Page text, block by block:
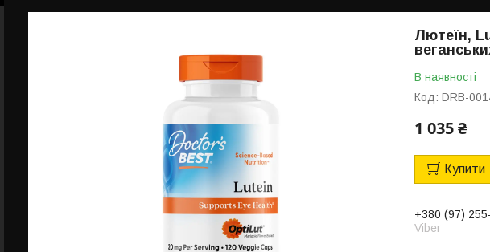
Лютеїн,
В наявності
Код: DRB-
1 035 ₴
Купити
+380 (97)
Viber